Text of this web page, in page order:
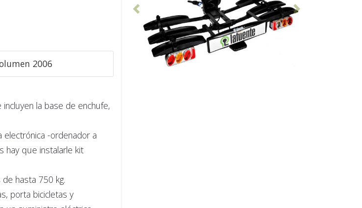
2006
la base de enchufe,
-ordenador a
hay que instalarle kit
hasta 750 kg.
porta bicicletas y